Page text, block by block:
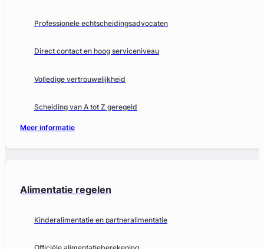
Professionele echtscheidingsadvocaten
Direct contact en hoog serviceniveau
Volledige vertrouwelijkheid
Scheiding van A tot Z geregeld
Meer informatie
Alimentatie regelen
Kinderalimentatie en partneralimentatie